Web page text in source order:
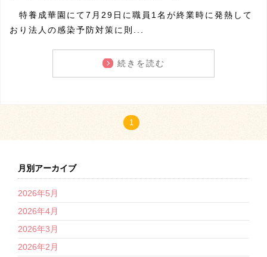
特養成華園にて7月29日に職員1名が終業時に発熱して
おり法人の感染予防対策に則...
続きを読む
1
月別アーカイブ
2026年5月
2026年4月
2026年3月
2026年2月